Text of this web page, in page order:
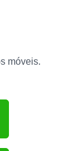
móveis.